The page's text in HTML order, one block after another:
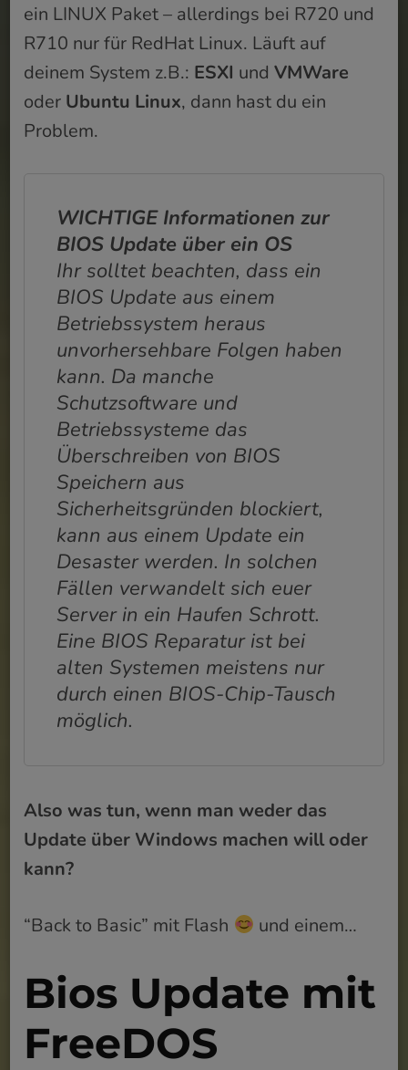
ein LINUX Paket – allerdings bei R720 und
R710 nur für RedHat Linux. Läuft auf
deinem System z.B.: ESXI undVMWare
oder Ubuntu Linux, dann hast du ein
Problem.
WICHTIGE Informationen zur
BIOS Update über ein OS
Ihr solltet beachten, dass ein
BIOS Update aus einem
Betriebssystem heraus
unvorhersehbare Folgen haben
kann. Da manche
Schutzsoftware und
Betriebssysteme das
Überschreiben von BIOS
Speichern aus
Sicherheitsgründen blockiert,
kann aus einem Update ein
Desaster werden. In solchen
Fällen verwandelt sich euer
Server in ein Haufen Schrott.
Eine BIOS Reparatur ist bei
alten Systemen meistens nur
durch einen BIOS-Chip-Tausch
möglich.
Also was tun, wenn man weder das
Update über Windows machen will oder
kann?
“Back to Basic” mit Flash und einem…
Bios Update mit
FreeDOS